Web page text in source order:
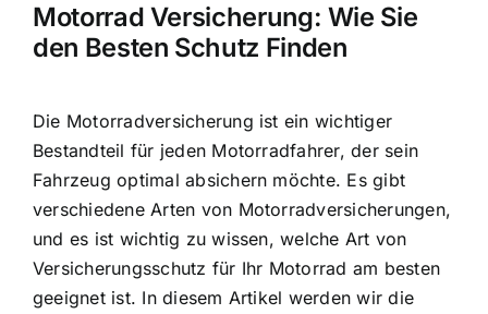
Motorrad Versicherung: Wie Sie
den Besten Schutz Finden
Die Motorradversicherung ist ein wichtiger
Bestandteil für jeden Motorradfahrer, der sein
Fahrzeug optimal absichern möchte. Es gibt
verschiedene Arten von Motorradversicherungen,
und es ist wichtig zu wissen, welche Art von
Versicherungsschutz für Ihr Motorrad am besten
geeignet ist. In diesem Artikel werden wir die